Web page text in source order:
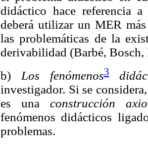
didáctico hace referencia
deberá utilizar un MER
las problemáticas de la
derivabilidad (Barbé,
b) Los fenómenos3
investigador. Si se
es una construcción
fenómenos didácticos
problemas.